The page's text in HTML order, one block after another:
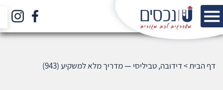
דף הבית>דידובה, טביליסי — מדריך מלא למשקיע (943)